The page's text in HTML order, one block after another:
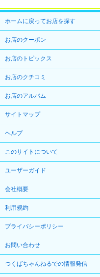
ホームに戻ってお店を探す
お店のクーポン
お店のトピックス
お店のクチコミ
お店のアルバム
サイトマップ
ヘルプ
このサイトについて
ユーザーガイド
会社概要
利用規約
プライバシーポリシー
お問い合わせ
つくばちゃんねるでの情報発信